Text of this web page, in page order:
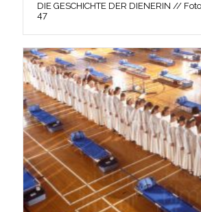
DIE GESCHICHTE DER DIENERIN //
47